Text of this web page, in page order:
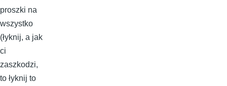
proszki na
wszystko
(łyknij, a jak
ci
zaszkodzi,
to łyknij to